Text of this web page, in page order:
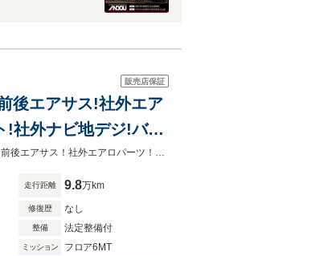
販売店保証
後エアサス!社外エア
!社外ナビ地デジ!バッ
希少モデルアキュラ！6速MT！タルガT！黒革電動シート！ナビフルセグ！社外アルミ！前後エアサス！社外エアロパーツ！デジタルインナーミラー！可変バルブ！ETC！
走行距離 9.8万km
修復歴 なし
整備 法定整備付
ミッション フロア6MT